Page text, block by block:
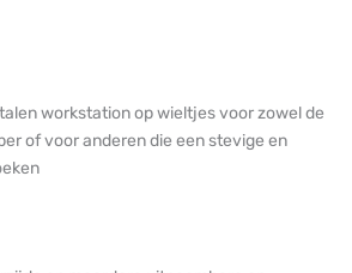
workstation op wieltjes voor zowel de
of voor anderen die een stevige en